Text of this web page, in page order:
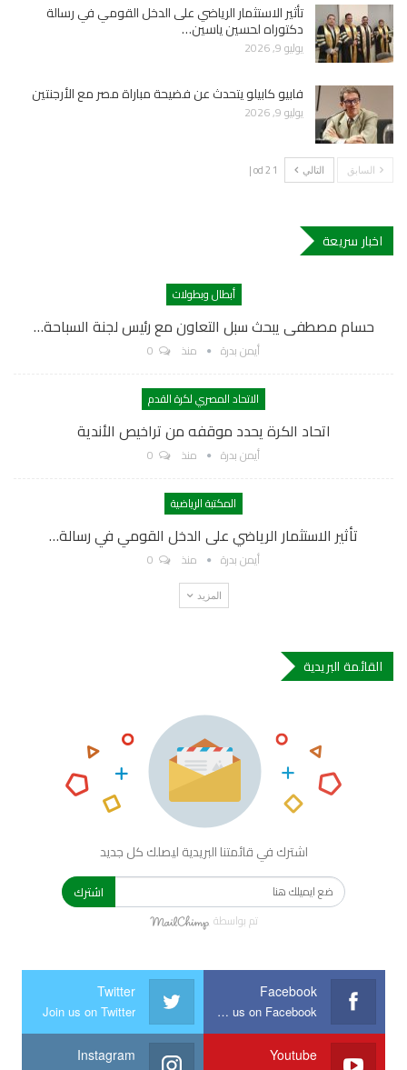
تأثير الاستثمار الرياضي على الدخل القومي في رسالة
دكتوراه لحسين ياسين…
يوليو 9, 2026
فابيو كابيلو يتحدث عن فضيحة مباراة مصر مع الأرجنتين
يوليو 9, 2026
السابق التالي 1 od 2 |
اخبار سريعة
أبطال وبطولات
حسام مصطفى يبحث سبل التعاون مع رئيس لجنة السباحة…
أيمن بدرة منذ
الاتحاد المصري لكرة القدم
اتحاد الكرة يحدد موقفه من تراخيص الأندية
أيمن بدرة منذ
المكتبة الرياضية
تأثير الاستثمار الرياضي على الدخل القومي في رسالة…
أيمن بدرة منذ
المزيد
القائمة البريدية
اشترك في قائمتنا البريدية ليصلك كل جديد
اشترك
تم بواسطة
Facebook
Join us on Facebook
Twitter
Join us on Twitter
Youtube
Instagram